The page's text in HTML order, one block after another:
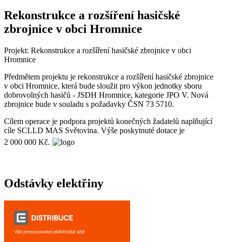
Rekonstrukce a rozšíření hasičské
zbrojnice v obci Hromnice
Projekt: Rekonstrukce a rozšíření hasičské zbrojnice v obci
Hromnice
Předmětem projektu je rekonstrukce a rozšíření hasičské zbrojnice
v obci Hromnice, která bude sloužit pro výkon jednotky sboru
dobrovolných hasičů - JSDH Hromnice, kategorie JPO V. Nová
zbrojnice bude v souladu s požadavky ČSN 73 5710.
Cílem operace je podpora projektů konečných žadatelů naplňující
cíle SCLLD MAS Světovina. Výše poskytnuté dotace je
2 000 000 Kč.
Odstávky elektřiny